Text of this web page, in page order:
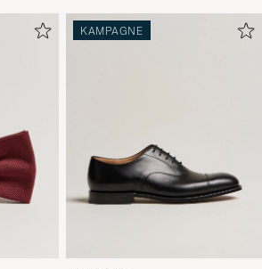
KAMPAGNE